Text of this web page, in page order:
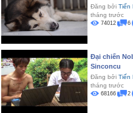
Đăng bởi Tiến
tháng trước
74012 6
Đại chiến
Sinconcu
Đăng bởi Tiến
tháng trước
68166 2